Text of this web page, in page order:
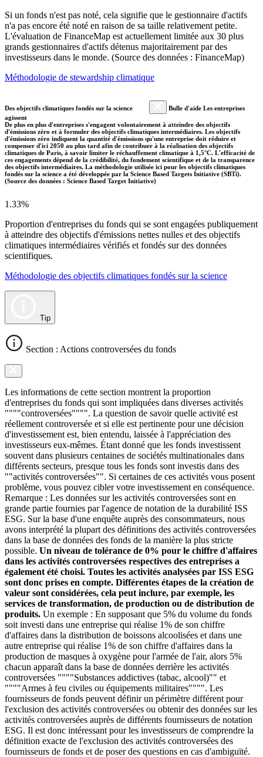
Si un fonds n'est pas noté, cela signifie que le gestionnaire d'actifs
n'a pas encore été noté en raison de sa taille relativement petite.
L'évaluation de FinanceMap est actuellement limitée aux 30 plus
grands gestionnaires d'actifs détenus majoritairement par des
investisseurs dans le monde. (Source des données : FinanceMap)
Méthodologie de stewardship climatique
Des objectifs climatiques fondés sur la science
Bulle d'aide Les entreprises
agissent
De plus en plus d'entreprises s'engagent volontairement à atteindre des objectifs
d'émissions zéro et à formuler des objectifs climatiques intermédiaires. Les objectifs
d'émissions zéro indiquent la quantité d'émissions qu'une entreprise doit réduire et
compenser d'ici 2050 au plus tard afin de contribuer à la réalisation des objectifs
climatiques de Paris, à savoir limiter le réchauffement climatique à 1,5°C. L'efficacité de
ces engagements dépend de la crédibilité, du fondement scientifique et de la transparence
des objectifs intermédiaires. La méthodologie utilisée ici pour les objectifs climatiques
fondés sur la science a été développée par la Science Based Targets Initiative (SBTi).
(Source des données : Science Based Target Initiative)
1.33%
Proportion d'entreprises du fonds qui se sont engagées publiquement
à atteindre des objectifs d'émissions nettes nulles et des objectifs
climatiques intermédiaires vérifiés et fondés sur des données
scientifiques.
Méthodologie des objectifs climatiques fondés sur la science
Tip
Section : Actions controversées du fonds
Les informations de cette section montrent la proportion
d'entreprises du fonds qui sont impliquées dans diverses activités
""""controversées"""". La question de savoir quelle activité est
réellement controversée et si elle est pertinente pour une décision
d'investissement est, bien entendu, laissée à l'appréciation des
investisseurs eux-mêmes. Étant donné que les fonds investissent
souvent dans plusieurs centaines de sociétés multinationales dans
différents secteurs, presque tous les fonds sont investis dans des
""activités controversées"". Si certaines de ces activités vous posent
problème, vous pouvez cibler votre investissement en conséquence.
Remarque : Les données sur les activités controversées sont en
grande partie fournies par l'agence de notation de la durabilité ISS
ESG. Sur la base d'une enquête auprès des consommateurs, nous
avons interprété la plupart des définitions des activités controversées
dans la base de données des fonds de la manière la plus stricte
possible. Un niveau de tolérance de 0% pour le chiffre d'affaires
dans les activités controversées respectives des entreprises a
également été choisi. Toutes les activités analysées par ISS ESG
sont donc prises en compte. Différentes étapes de la création de
valeur sont considérées, cela peut inclure, par exemple, les
services de transformation, de production ou de distribution de
produits. Un exemple : En supposant que 5% du volume du fonds
soit investi dans une entreprise qui réalise 1% de son chiffre
d'affaires dans la distribution de boissons alcoolisées et dans une
autre entreprise qui réalise 1% de son chiffre d'affaires dans la
production de masques à oxygène pour l'armée de l'air, alors 5%
chacun apparaît dans la base de données derrière les activités
controversées """"Substances addictives (tabac, alcool)"" et
""""Armes à feu civiles ou équipements militaires"""". Les
fournisseurs de fonds peuvent définir un périmètre différent pour
l'exclusion des activités controversées ou obtenir des données sur les
activités controversées auprès de différents fournisseurs de notation
ESG. Il est donc intéressant pour les investisseurs de comprendre la
définition exacte de l'exclusion des activités controversées des
fournisseurs de fonds et de poser des questions en cas d'ambiguïté.